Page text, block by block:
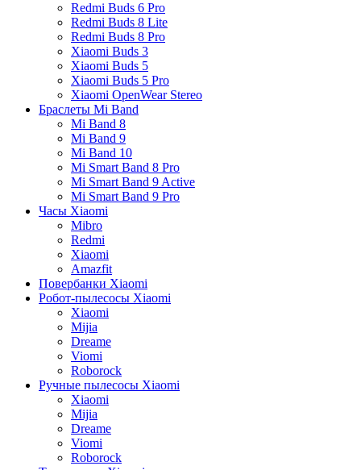
Redmi Buds 6 Pro
Redmi Buds 8 Lite
Redmi Buds 8 Pro
Xiaomi Buds 3
Xiaomi Buds 5
Xiaomi Buds 5 Pro
Xiaomi OpenWear Stereo
Браслеты Mi Band
Mi Band 8
Mi Band 9
Mi Band 10
Mi Smart Band 8 Pro
Mi Smart Band 9 Active
Mi Smart Band 9 Pro
Часы Xiaomi
Mibro
Redmi
Xiaomi
Amazfit
Повербанки Xiaomi
Робот-пылесосы Xiaomi
Xiaomi
Mijia
Dreame
Viomi
Roborock
Ручные пылесосы Xiaomi
Xiaomi
Mijia
Dreame
Viomi
Roborock